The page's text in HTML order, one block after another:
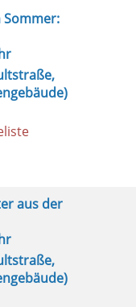
Sommer:
aus der